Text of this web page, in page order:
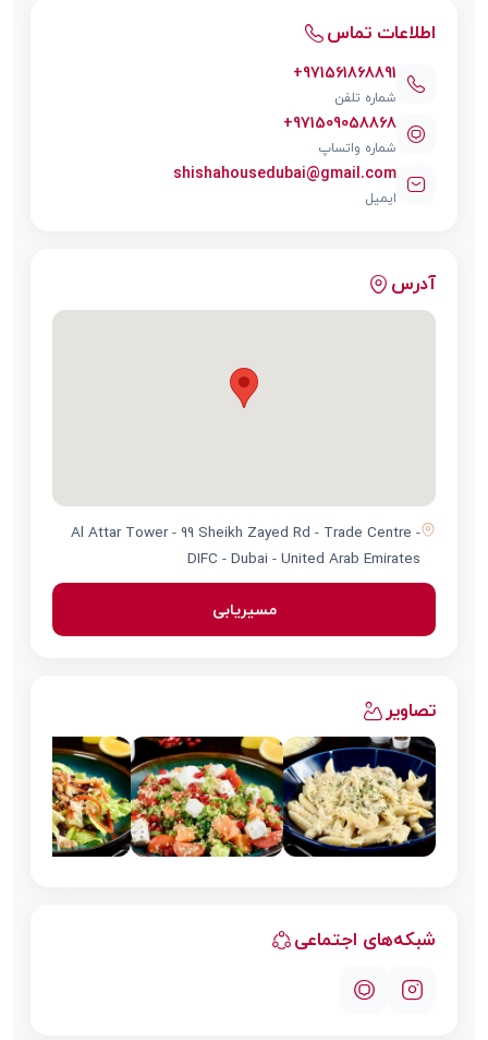
اطلاعات تماس
+971561868891
شماره تلفن
+971509058868
شماره واتساپ
shishahousedubai@gmail.com
ایمیل
آدرس
Al Attar Tower - 99 Sheikh Zayed Rd - Trade Centre -
DIFC - Dubai - United Arab Emirates
مسیریابی
تصاویر
شبکه‌های اجتماعی